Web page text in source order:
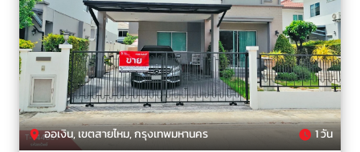
ออเงิน, เขตสายไหม, กรุงเทพมหานคร 1 วัน